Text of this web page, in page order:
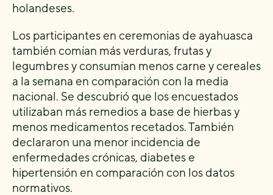
holandeses.
Los participantes en ceremonias de ayahuasca
también comían más verduras, frutas y
legumbres y consumían menos carne y cereales
a la semana en comparación con la media
nacional. Se descubrió que los encuestados
utilizaban más remedios a base de hierbas y
menos medicamentos recetados. También
declararon una menor incidencia de
enfermedades crónicas, diabetes e
hipertensión en comparación con los datos
normativos.